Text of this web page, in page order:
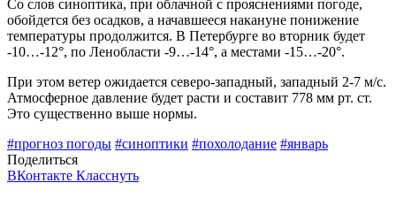
Со слов синоптика, при облачной с прояснениями погоде,
обойдется без осадков, а начавшееся накануне понижение
температуры продолжится. В Петербурге во вторник будет
-10…-12°, по Ленобласти -9…-14°, а местами -15…-20°.
При этом ветер ожидается северо-западный, западный 2-7 м/с.
Атмосферное давление будет расти и составит 778 мм рт. ст.
Это существенно выше нормы.
#прогноз погоды #синоптики #похолодание #январь
Поделиться
ВКонтакте Класснуть